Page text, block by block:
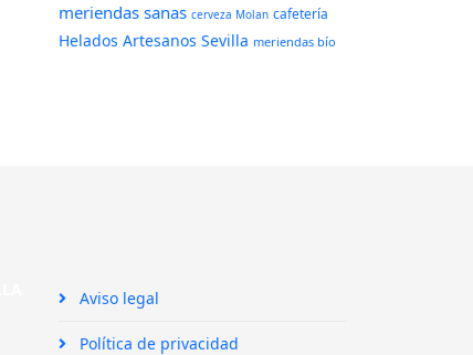
meriendas sanas cerveza Molan cafetería
Helados Artesanos Sevilla meriendas bío
Aviso legal
Política de privacidad